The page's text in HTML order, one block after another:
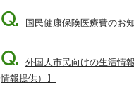
Q. 国民健康保険医療費のお
Q.
外国人市民向けの生活情
情報提供）】